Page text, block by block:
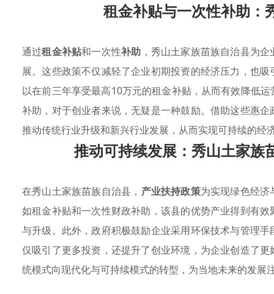
租金补贴与一次性补助：
通过租金补贴和一次性补助 ，秀山土家族苗族自治县为
展。这些政策不仅减轻了企业初期投资的经济压力，也吸
以在前三年享受最高10万元的租金补贴，从而有效降低
补助，对于创业者来说，无疑是一种鼓励。借助这些惠
推动传统行业升级和新兴行业发展，从而实现可持续的经
推动可持续发展：秀山土家族
在秀山土家族苗族自治县， 产业扶持政策为实现绿色经济
如租金补贴和一次性财政补助，该县的优势产业得到有
与升级。此外，政府积极鼓励企业采用环保技术与管理
仅吸引了更多投资，还提升了创业环境，为企业创造了
统模式向现代化与可持续模式的转型，为当地未来的发展